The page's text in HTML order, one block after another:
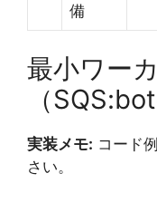
備
最小ワー
（
実装メモ: コード
さい。